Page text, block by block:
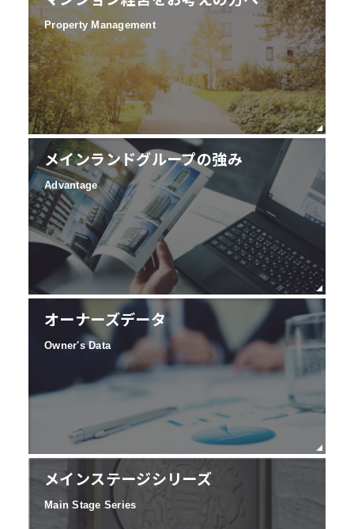
Property Management
メインランドグループの強み
Advantage
オーナーズデータ
Owner's Data
メインステージシリーズ
Main Stage Series